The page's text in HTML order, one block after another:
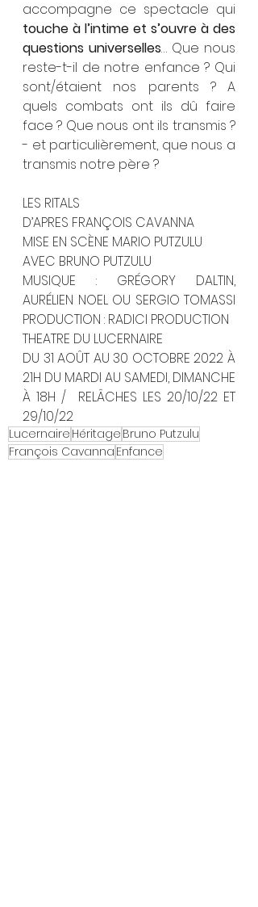
touche à l’intime et s’ouvre à des
questions universelles… Que nous
reste-t-il de notre enfance ? Qui
sont/étaient nos parents ? A
quels combats ont ils dû faire
face ? Que nous ont ils transmis ?
- et particulièrement, que nous a
transmis notre père ?
LES RITALS
D’APRES FRANÇOIS CAVANNA
MISE EN SCÈNE MARIO PUTZULU
AVEC BRUNO PUTZULU
MUSIQUE : GRÉGORY DALTIN,
AURÉLIEN NOEL OU SERGIO TOMASSI
PRODUCTION : RADICI PRODUCTION
THEATRE DU LUCERNAIRE
DU 31 AOÛT AU 30 OCTOBRE 2022 À
21H DU MARDI AU SAMEDI, DIMANCHE
À 18H /  RELÂCHES LES 20/10/22 ET
29/10/22
Lucernaire Héritage Bruno Putzulu
François Cavanna Enfance